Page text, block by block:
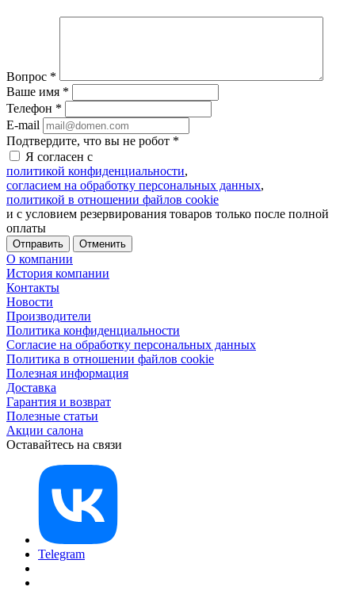
Вопрос *
Ваше имя *
Телефон *
E-mail
Подтвердите, что вы не робот *
Я согласен с
политикой конфиденциальности,
согласием на обработку персональных данных,
политикой в отношении файлов cookie
и с условием резервирования товаров только после полной
оплаты
Отменить
О компании
История компании
Контакты
Новости
Производители
Политика конфиденциальности
Согласие на обработку персональных данных
Политика в отношении файлов cookie
Полезная информация
Доставка
Гарантия и возврат
Полезные статьи
Акции салона
Оставайтесь на связи
Telegram